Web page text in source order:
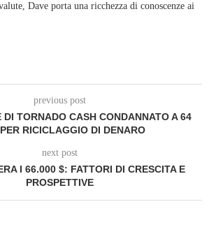
Dave porta una ricchezza di conoscenze ai
previous post
DI TORNADO CASH CONDANNATO A 64
RICICLAGGIO DI DENARO
next post
I 66.000 $: FATTORI DI CRESCITA E
PROSPETTIVE